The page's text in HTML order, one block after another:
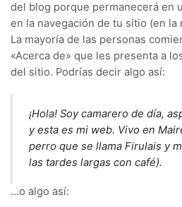
del blog porque permanecerá en
en la navegación de tu sitio (en la
La mayoría de las personas
«Acerca de» que les presenta a
del sitio. Podrías decir algo así:
¡Hola! Soy camarero de día,
y esta es mi web. Vivo en
perro que se llama Firulais y
las tardes largas con café).
…o algo así: